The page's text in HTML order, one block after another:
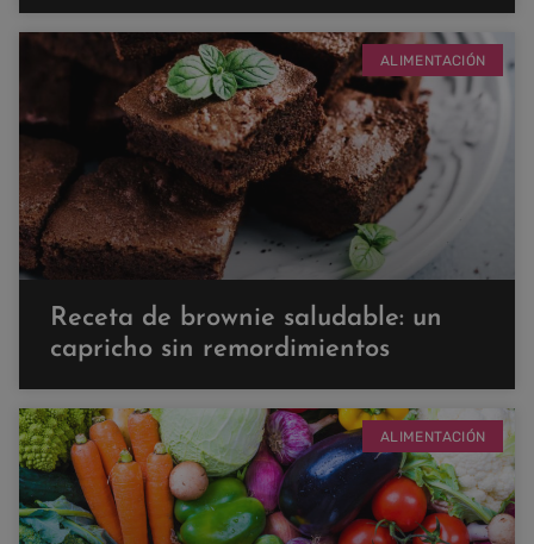
ALIMENTACIÓN
Receta de brownie saludable: un
capricho sin remordimientos
ALIMENTACIÓN